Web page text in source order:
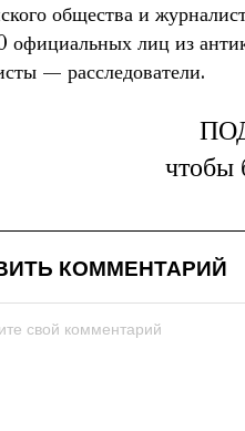
общества и
официальных лиц из
— расследователи.
чтобы
КОММЕНТАРИЙ